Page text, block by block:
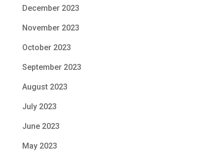
December 2023
November 2023
October 2023
September 2023
August 2023
July 2023
June 2023
May 2023